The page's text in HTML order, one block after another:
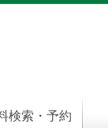
検索・予約